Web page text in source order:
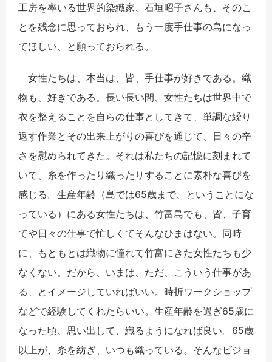
工房を率いる世界的染織家、石垣昭子さんも、そのこ
とを残念に思っておられ、もう一度手仕事の島になっ
てほしい、と願っておられる。
女性たちは、本当は、皆、手仕事が好きである。織
物も、好きである。長い長い間、女性たちは世界中で
衣を整えることを自らの仕事としてきて、単調な繰り
返す作業とその出来上がりの喜びを通じて、日々の辛
さを慰められてきた。それは私たちの記憶に刻まれて
いて、糸を作ったり織ったりすることに素朴な喜びを
感じる。生産年齢（島では65歳まで、ということにな
っている）にある女性たちは、竹富島でも、皆、子育
てや日々の仕事で忙しくてそんなひまはない。同時
に、もともとは織物に憧れて竹富にきた女性たちも少
なくない。だから、いまは、ただ、こういう仕事があ
る、とイメージしていればいい。時折ワークショップ
などで経験してくれたらいい。生産年齢を過ぎ65歳に
なった頃、思い出して、織るようになれば良い。65歳
以上が、糸を紡ぎ、いつも織っている。そんなビジョ